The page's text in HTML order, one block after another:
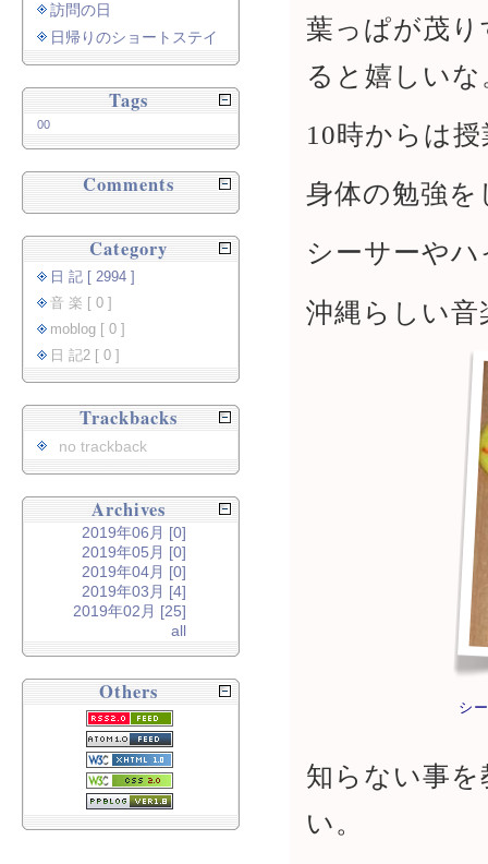
葉っぱが茂
ると嬉しいな
10時からは授
身体の勉強
シーサーや
沖縄らしい
シ
知らない事
い。
訪問の日
日帰りのショートステイ
Tags
00
Comments
Category
日 記 [ 2994 ]
音 楽 [ 0 ]
moblog [ 0 ]
日 記2 [ 0 ]
Trackbacks
no trackback
Archives
2019年06月 [0]
2019年05月 [0]
2019年04月 [0]
2019年03月 [4]
2019年02月 [25]
all
Others